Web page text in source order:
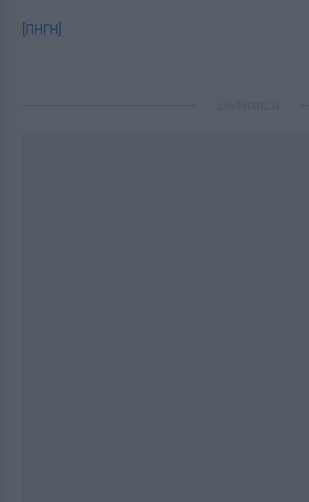
[ΠΗΓΗ]